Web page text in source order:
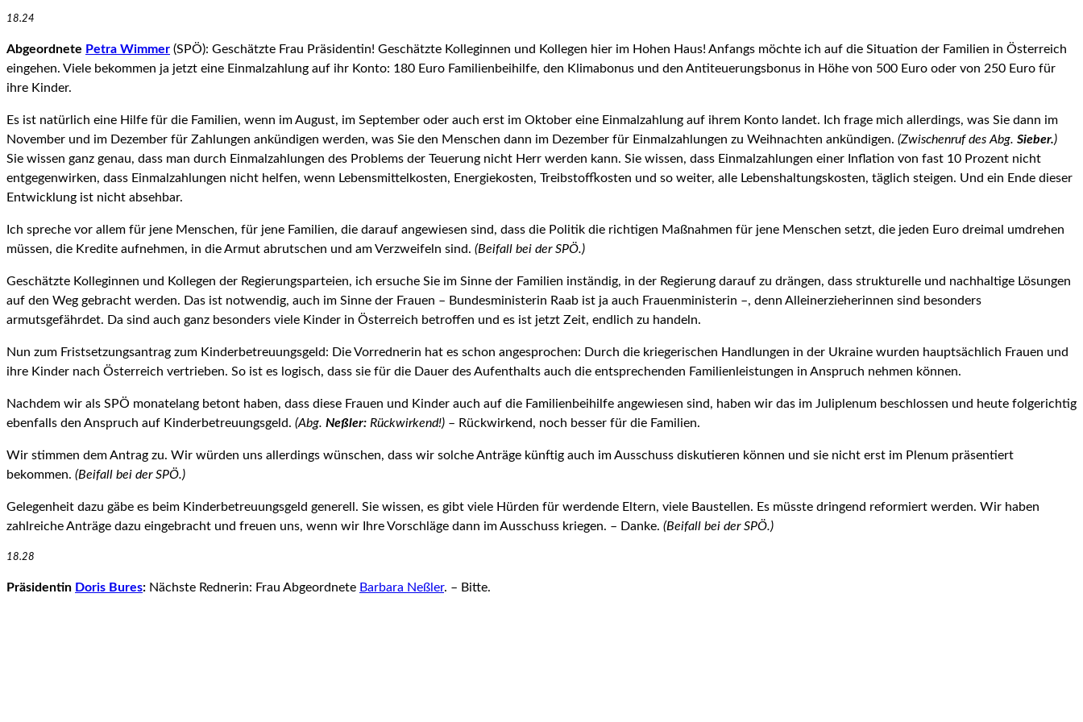
18.24
Abgeordnete Petra Wimmer (SPÖ): Geschätzte Frau Präsidentin! Geschätzte Kolleginnen und Kollegen hier im Hohen Haus! Anfangs möchte ich auf die Situation der Familien in Österreich
eingehen. Viele bekommen ja jetzt eine Einmalzahlung auf ihr Konto: 180 Euro Familienbeihilfe, den Klimabonus und den Antiteuerungsbonus in Höhe von 500 Euro oder von 250 Euro für
ihre Kinder.
Es ist natürlich eine Hilfe für die Familien, wenn im August, im September oder auch erst im Oktober eine Einmalzahlung auf ihrem Konto landet. Ich frage mich allerdings, was Sie dann im
November und im Dezember für Zahlungen ankündigen werden, was Sie den Menschen dann im Dezember für Einmalzah­lungen zu Weihnachten ankündigen. (Zwischenruf des Abg. Sieber.)
Sie wissen ganz genau, dass man durch Einmalzahlungen des Problems der Teuerung nicht Herr werden kann. Sie wissen, dass Einmalzahlungen einer Inflation von fast 10 Prozent nicht
entgegenwirken, dass Einmalzahlungen nicht helfen, wenn Lebensmittelkosten, Energiekosten, Treibstoffkosten und so weiter, alle Lebenshaltungskosten, täglich steigen. Und ein Ende dieser
Entwicklung ist nicht absehbar.
Ich spreche vor allem für jene Menschen, für jene Familien, die darauf ange­wiesen sind, dass die Politik die richtigen Maßnahmen für jene Menschen setzt, die jeden Euro dreimal umdrehen
müssen, die Kredite aufnehmen, in die Armut abrutschen und am Verzweifeln sind. (Beifall bei der SPÖ.)
Geschätzte Kolleginnen und Kollegen der Regierungsparteien, ich ersuche Sie im Sinne der Familien inständig, in der Regierung darauf zu drängen, dass struktu­relle und nachhaltige Lösungen
auf den Weg gebracht werden. Das ist notwendig, auch im Sinne der Frauen – Bundesministerin Raab ist ja auch Frauenministerin –, denn Alleinerzieherinnen sind besonders
armutsgefährdet. Da sind auch ganz besonders viele Kinder in Österreich betroffen und es ist jetzt Zeit, endlich zu handeln.
Nun zum Fristsetzungsantrag zum Kinderbetreuungsgeld: Die Vorrednerin hat es schon angesprochen: Durch die kriegerischen Handlungen in der Ukraine wurden hauptsächlich Frauen und
ihre Kinder nach Österreich vertrieben. So ist es logisch, dass sie für die Dauer des Aufenthalts auch die entsprechenden Familienleistungen in Anspruch nehmen können.
Nachdem wir als SPÖ monatelang betont haben, dass diese Frauen und Kinder auch auf die Familienbeihilfe angewiesen sind, haben wir das im Juliplenum beschlossen und heute folgerichtig
ebenfalls den Anspruch auf Kinderbetreu­ungsgeld. (Abg. Neßler: Rückwirkend!) – Rückwirkend, noch besser für die Familien.
Wir stimmen dem Antrag zu. Wir würden uns allerdings wünschen, dass wir solche Anträge künftig auch im Ausschuss diskutieren können und sie nicht erst im Plenum präsentiert
bekommen. (Beifall bei der SPÖ.)
Gelegenheit dazu gäbe es beim Kinderbetreuungsgeld generell. Sie wissen, es gibt viele Hürden für werdende Eltern, viele Baustellen. Es müsste dringend reformiert werden. Wir haben
zahlreiche Anträge dazu eingebracht und freuen uns, wenn wir Ihre Vorschläge dann im Ausschuss kriegen. – Danke. (Beifall bei der SPÖ.)
18.28
Präsidentin Doris Bures: Nächste Rednerin: Frau Abgeordnete Barbara Neßler. – Bitte.